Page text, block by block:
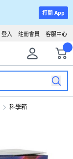
打開 App
客服中心
註冊會員
登入
科學箱